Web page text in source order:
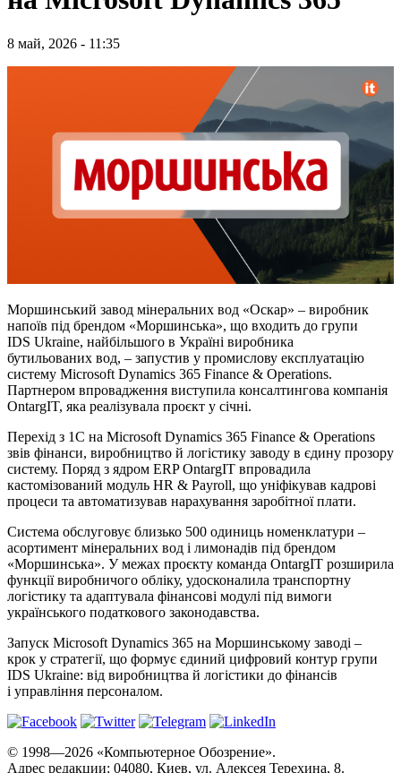
8 май, 2026 - 11:35
Моршинський завод мінеральних вод «Оскар» – виробник
напоїв під брендом «Моршинська», що входить до групи
IDS Ukraine, найбільшого в Україні виробника
бутильованих вод, – запустив у промислову експлуатацію
систему Microsoft Dynamics 365 Finance & Operations.
Партнером впровадження виступила консалтингова компанія
OntargIT, яка реалізувала проєкт у січні.
Перехід з 1С на Microsoft Dynamics 365 Finance & Operations
звів фінанси, виробництво й логістику заводу в єдину прозору
систему. Поряд з ядром ERP OntargIT впровадила
кастомізований модуль HR & Payroll, що уніфікував кадрові
процеси та автоматизував нарахування заробітної плати.
Система обслуговує близько 500 одиниць номенклатури –
асортимент мінеральних вод і лимонадів під брендом
«Моршинська». У межах проєкту команда OntargIT розширила
функції виробничого обліку, удосконалила транспортну
логістику та адаптувала фінансові модулі під вимоги
українського податкового законодавства.
Запуск Microsoft Dynamics 365 на Моршинському заводі –
крок у стратегії, що формує єдиний цифровий контур групи
IDS Ukraine: від виробництва й логістики до фінансів
і управління персоналом.
© 1998—2026 «Компьютерное Обозрение».
Адрес редакции: 04080, Киев, ул. Алексея Терехина, 8.